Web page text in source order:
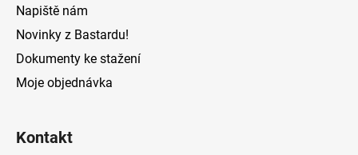
Napiště nám
Novinky z Bastardu!
Dokumenty ke stažení
Moje objednávka
Kontakt